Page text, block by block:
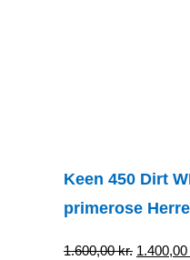
Keen 450 Dirt
primerose Herre
1.600,00kr. Den
1.400,00